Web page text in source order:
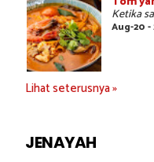
Ketika
Aug-20 -
Lihat seterusnya »
JENAYAH